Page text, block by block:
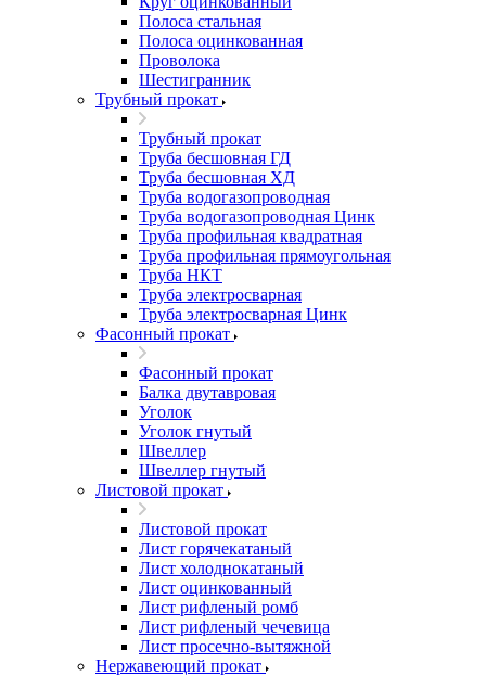
Полоса стальная
Полоса оцинкованная
Проволока
Шестигранник
Трубный прокат
Трубный прокат
Труба бесшовная ГД
Труба бесшовная ХД
Труба водогазопроводная
Труба водогазопроводная Цинк
Труба профильная квадратная
Труба профильная прямоугольная
Труба НКТ
Труба электросварная
Труба электросварная Цинк
Фасонный прокат
Фасонный прокат
Балка двутавровая
Уголок
Уголок гнутый
Швеллер
Швеллер гнутый
Листовой прокат
Листовой прокат
Лист горячекатаный
Лист холоднокатаный
Лист оцинкованный
Лист рифленый ромб
Лист рифленый чечевица
Лист просечно-вытяжной
Нержавеющий прокат